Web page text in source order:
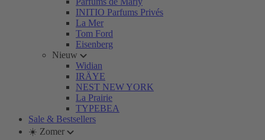
INITIO Parfums Privés
La Mer
Tom Ford
Eisenberg
Nieuw
Widian
IRÄYE
NEST NEW YORK
La Prairie
TYPEBEA
Sale & Bestsellers
☀️ Zomer